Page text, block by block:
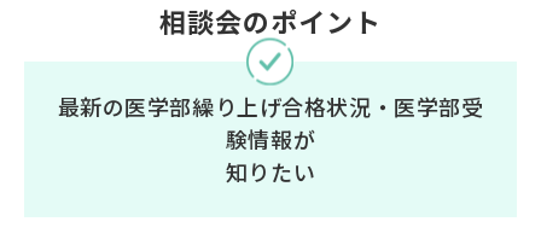
相談会のポイント
最新の医学部繰り上げ合格状況・医学部受
験情報が
知りたい